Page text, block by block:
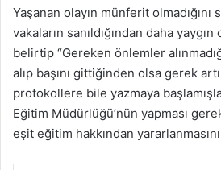
Yaşanan olayın münferit
vakaların sanıldığından daha
belirtip “Gereken önlemler
alıp başını gittiğinden olsa gerek
protokollere bile yazmaya
Eğitim Müdürlüğü’nün yapması
eşit eğitim hakkından